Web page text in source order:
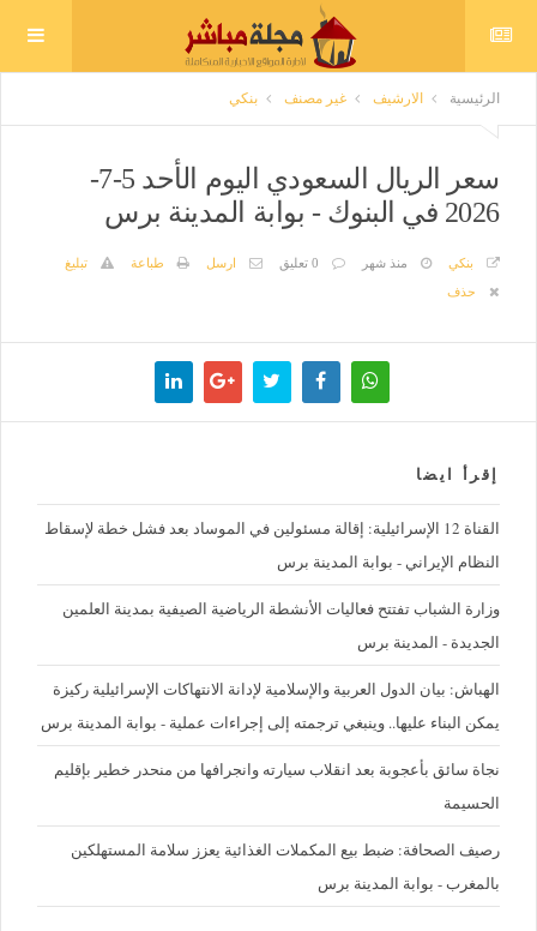
الرئيسية الارشيف غير مصنف بنكي
سعر الريال السعودي اليوم الأحد 5-7-
2026 في البنوك - بوابة المدينة برس
بنكي منذ شهر 0 تعليق ارسل طباعة
تبليغ
حذف
إقرأ ايضا
القناة 12 الإسرائيلية: إقالة مسئولين في الموساد بعد فشل خطة لإسقاط
النظام الإيراني - بوابة المدينة برس
وزارة الشباب تفتتح فعاليات الأنشطة الرياضية الصيفية بمدينة العلمين
الجديدة - المدينة برس
الهباش: بيان الدول العربية والإسلامية لإدانة الانتهاكات الإسرائيلية ركيزة
يمكن البناء عليها.. وينبغي ترجمته إلى إجراءات عملية - بوابة المدينة برس
نجاة سائق بأعجوبة بعد انقلاب سيارته وانجرافها من منحدر خطير بإقليم
الحسيمة
رصيف الصحافة: ضبط بيع المكملات الغذائية يعزز سلامة المستهلكين
بالمغرب - بوابة المدينة برس